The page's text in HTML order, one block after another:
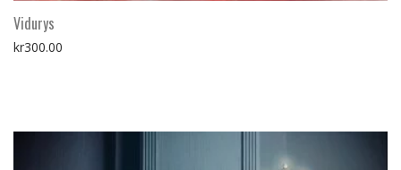
Vidurys
kr300.00